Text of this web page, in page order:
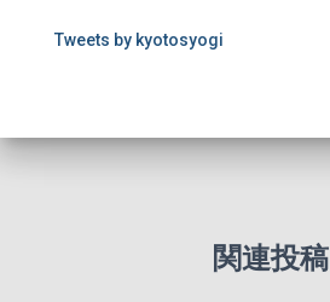
Tweets by kyotosyogi
関連投稿